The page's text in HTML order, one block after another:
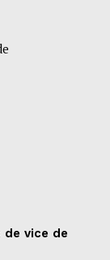
de vice de